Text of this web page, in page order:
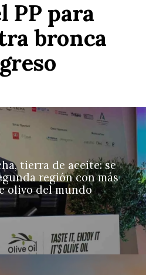
PP para
bronca
tierra de aceite: se
región con más
olivo del mundo